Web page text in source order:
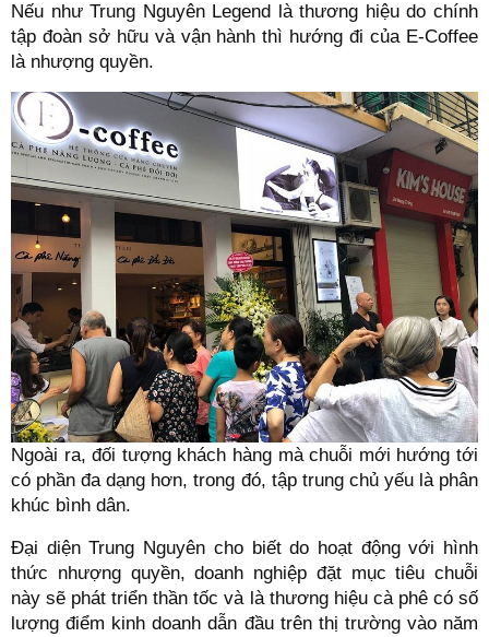
Nếu như Trung Nguyên Legend là thương hiệu do chính
tập đoàn sở hữu và vận hành thì hướng đi của E-Coffee
là nhượng quyền.
Ngoài ra, đối tượng khách hàng mà chuỗi mới hướng tới
có phần đa dạng hơn, trong đó, tập trung chủ yếu là phân
khúc bình dân.
Đại diện Trung Nguyên cho biết do hoạt động với hình
thức nhượng quyền, doanh nghiệp đặt mục tiêu chuỗi
này sẽ phát triển thần tốc và là thương hiệu cà phê có số
lượng điểm kinh doanh dẫn đầu trên thị trường vào năm